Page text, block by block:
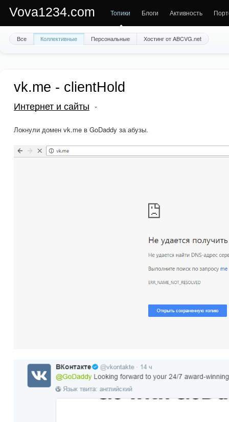
Vova1234.com Топики Блоги Активность
Все Коллективные Персональные Хостинг от ABCVG.net
vk.me - clientHold
Интернет и сайты
Локнули домен vk.me в GoDaddy за абузы.